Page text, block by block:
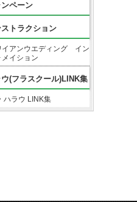
ンペーン
ストラクション
イアンウエディング イン
メイション
(フラスクール)LINK集
ハラウ LINK集